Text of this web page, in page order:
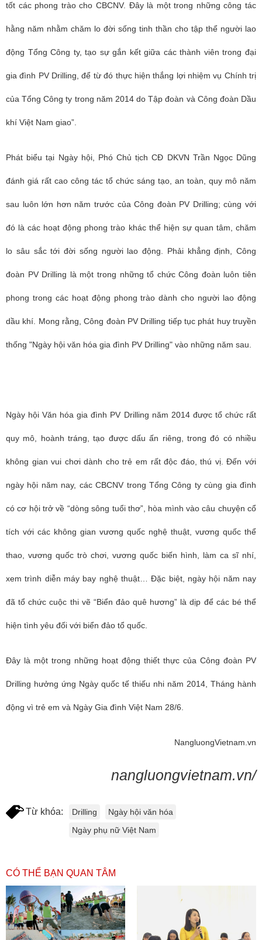
tốt các phong trào cho CBCNV. Đây là một trong những công tác
hằng năm nhằm chăm lo đời sống tinh thần cho tập thể người lao
động Tổng Công ty, tạo sự gắn kết giữa các thành viên trong đại
gia đình PV Drilling, để từ đó thực hiện thắng lợi nhiệm vụ Chính trị
của Tổng Công ty trong năm 2014 do Tập đoàn và Công đoàn Dầu
khí Việt Nam giao”.
Phát biểu tại Ngày hội, Phó Chủ tịch CĐ DKVN Trần Ngọc Dũng
đánh giá rất cao công tác tổ chức sáng tạo, an toàn, quy mô năm
sau luôn lớn hơn năm trước của Công đoàn PV Drilling; cùng với
đó là các hoạt động phong trào khác thể hiện sự quan tâm, chăm
lo sâu sắc tới đời sống người lao động. Phải khẳng định, Công
đoàn PV Drilling là một trong những tổ chức Công đoàn luôn tiên
phong trong các hoạt động phong trào dành cho người lao động
dầu khí. Mong rằng, Công đoàn PV Drilling tiếp tục phát huy truyền
thống "Ngày hội văn hóa gia đình PV Drilling" vào những năm sau.
Ngày hội Văn hóa gia đình PV Drilling năm 2014 được tổ chức rất
quy mô, hoành tráng, tạo được dấu ấn riêng, trong đó có nhiều
không gian vui chơi dành cho trẻ em rất độc đáo, thú vị. Đến với
ngày hội năm nay, các CBCNV trong Tổng Công ty cùng gia đình
có cơ hội trở về “dòng sông tuổi thơ”, hòa mình vào câu chuyện cổ
tích với các không gian vương quốc nghệ thuật, vương quốc thể
thao, vương quốc trò chơi, vương quốc biến hình, làm ca sĩ nhí,
xem trình diễn máy bay nghệ thuật… Đặc biệt, ngày hội năm nay
đã tổ chức cuộc thi vẽ “Biển đảo quê hương” là dịp để các bé thể
hiện tình yêu đối với biển đảo tổ quốc.
Đây là một trong những hoạt động thiết thực của Công đoàn PV
Drilling hưởng ứng Ngày quốc tế thiếu nhi năm 2014, Tháng hành
động vì trẻ em và Ngày Gia đình Việt Nam 28/6.
NangluongVietnam.vn
nangluongvietnam.vn/
Từ khóa: Drilling
Ngày hội văn hóa
Ngày phụ nữ Việt Nam
CÓ THỂ BẠN QUAN TÂM